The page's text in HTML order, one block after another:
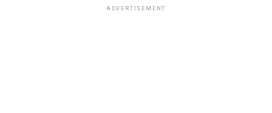
ADVERTISEMENT